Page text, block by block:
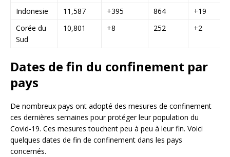
Indonesie
11,587 +395 864
+19
Corée du
Sud
10,801 +8 252 +2
Dates de fin du confinement par
pays
De nombreux pays ont adopté des mesures de confinement
ces dernières semaines pour protéger leur population du
Covid-19. Ces mesures touchent peu à peu à leur fin. Voici
quelques dates de fin de confinement dans les pays
concernés.